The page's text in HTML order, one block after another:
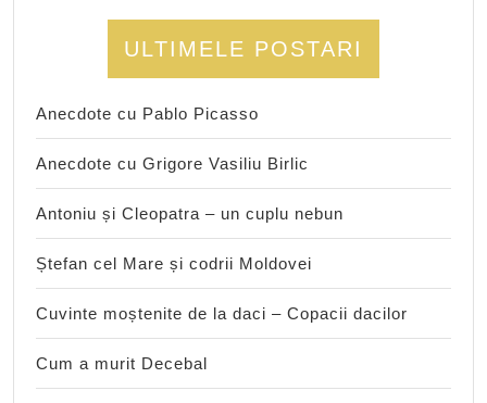
ULTIMELE POSTARI
Anecdote cu Pablo Picasso
Anecdote cu Grigore Vasiliu Birlic
Antoniu și Cleopatra – un cuplu nebun
Ștefan cel Mare și codrii Moldovei
Cuvinte moștenite de la daci – Copacii dacilor
Cum a murit Decebal